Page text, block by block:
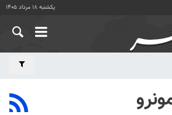
یکشنبه ۱۸ مرداد ۱۴۰۵